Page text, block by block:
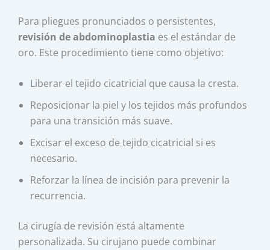
Para pliegues pronunciados o persistentes,
revisión de abdominoplastia es el estándar de
oro. Este procedimiento tiene como objetivo:
Liberar el tejido cicatricial que causa la cresta.
Reposicionar la piel y los tejidos más profundos
para una transición más suave.
Excisar el exceso de tejido cicatricial si es
necesario.
Reforzar la línea de incisión para prevenir la
recurrencia.
La cirugía de revisión está altamente
personalizada. Su cirujano puede combinar